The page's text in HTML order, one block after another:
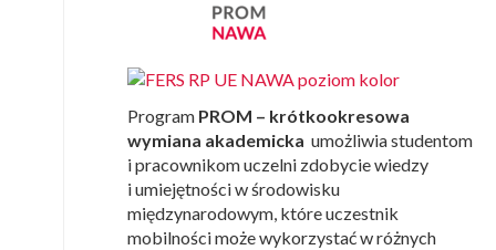
Program PROM – krótkookresowa
wymiana akademicka umożliwia studentom
i pracownikom uczelni zdobycie wiedzy
i umiejętności w środowisku
międzynarodowym, które uczestnik
mobilności może wykorzystać w różnych